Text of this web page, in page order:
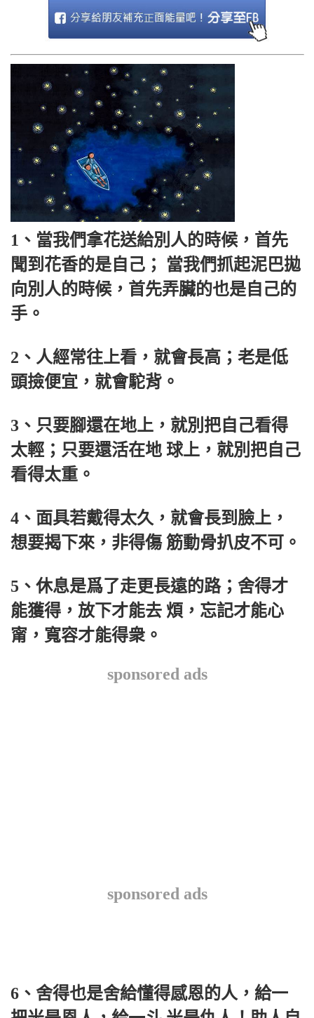
1、當我們拿花送給別人的時候，首先
聞到花香的是自己； 當我們抓起泥巴拋
向別人的時候，首先弄臟的也是自己的
手。
2、人經常往上看，就會長高；老是低
頭撿便宜，就會駝背。
3、只要腳還在地上，就別把自己看得
太輕；只要還活在地 球上，就別把自己
看得太重。
4、面具若戴得太久，就會長到臉上，
想要揭下來，非得傷 筋動骨扒皮不可。
5、休息是爲了走更長遠的路；舍得才
能獲得，放下才能去 煩，忘記才能心
甯，寬容才能得衆。
sponsored ads
sponsored ads
6、舍得也是舍給懂得感恩的人，給一